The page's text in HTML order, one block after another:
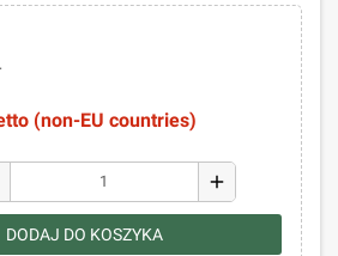
(non-EU countries)
add
DODAJ DO KOSZYKA